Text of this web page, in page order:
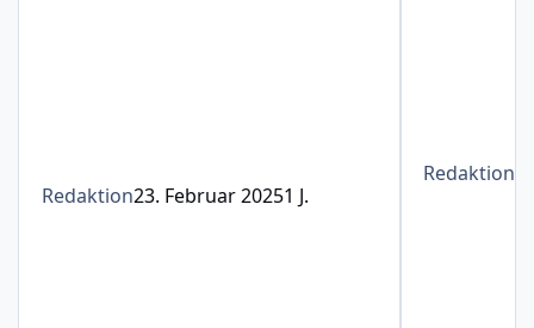
Redaktion23. Februar 20251 J.
Redaktion